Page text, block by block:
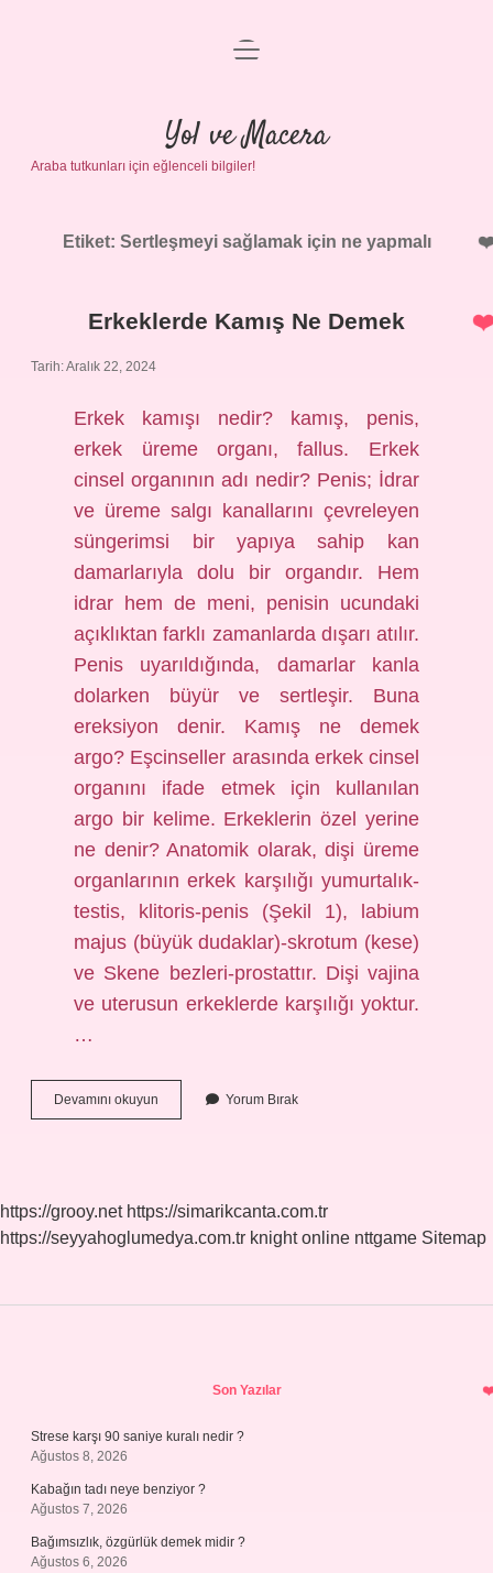
Anasayfa
Gizlilik Politikası
Yasal Uyarı
menüyü
Yol ve Macera
Araba tutkunları için eğlenceli bilgiler!
Etiket: Sertleşmeyi sağlamak için ne yapmalı
Erkeklerde Kamış Ne Demek
Tarih: Aralık 22, 2024
Erkek kamışı nedir? kamış, penis,
erkek üreme organı, fallus. Erkek
cinsel organının adı nedir? Penis; İdrar
ve üreme salgı kanallarını çevreleyen
süngerimsi bir yapıya sahip kan
damarlarıyla dolu bir organdır. Hem
idrar hem de meni, penisin ucundaki
açıklıktan farklı zamanlarda dışarı atılır.
Penis uyarıldığında, damarlar kanla
dolarken büyür ve sertleşir. Buna
ereksiyon denir. Kamış ne demek
argo? Eşcinseller arasında erkek cinsel
organını ifade etmek için kullanılan
argo bir kelime. Erkeklerin özel yerine
ne denir? Anatomik olarak, dişi üreme
organlarının erkek karşılığı yumurtalık-
testis, klitoris-penis (Şekil 1), labium
majus (büyük dudaklar)-skrotum (kese)
ve Skene bezleri-prostattır. Dişi vajina
ve uterusun erkeklerde karşılığı yoktur.
…
Devamını okuyun Erkeklerde
Kamış
Yorum Bırak
https://grooy.net https://simarikcanta.com.tr
https://seyyahoglumedya.com.tr knight online nttgame Sitemap
Son Yazılar
Strese karşı 90 saniye kuralı nedir ?
Ağustos 8, 2026
Kabağın tadı neye benziyor ?
Ağustos 7, 2026
Bağımsızlık, özgürlük demek midir ?
Ağustos 6, 2026